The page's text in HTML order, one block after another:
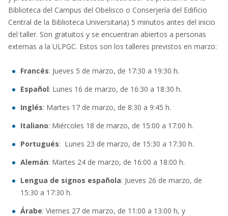
Biblioteca del Campus del Obelisco o Conserjería del Edificio
Central de la Biblioteca Universitaria) 5 minutos antes del inicio
del taller. Son gratuitos y se encuentran abiertos a personas
externas a la ULPGC. Estos son los talleres previstos en marzo:
Francés: Jueves 5 de marzo, de 17:30 a 19:30 h.
Español: Lunes 16 de marzo, de 16:30 a 18:30 h.
Inglés: Martes 17 de marzo, de 8:30 a 9:45 h.
Italiano: Miércoles 18 de marzo, de 15:00 a 17:00 h.
Portugués: Lunes 23 de marzo, de 15:30 a 17:30 h.
Alemán: Martes 24 de marzo, de 16:00 a 18:00 h.
Lengua de signos española: Jueves 26 de marzo, de
15:30 a 17:30 h.
Árabe: Viernes 27 de marzo, de 11:00 a 13:00 h, y